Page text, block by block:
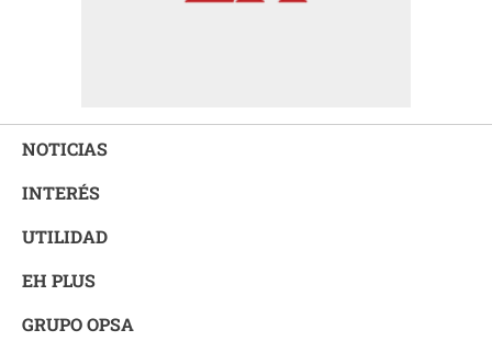
NOTICIAS
INTERÉS
UTILIDAD
EH PLUS
GRUPO OPSA